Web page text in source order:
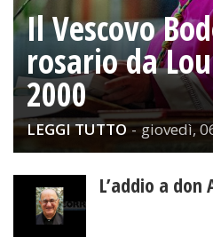
Il Vescovo
rosario da
2000
LEGGI TUTTO - giovedì,
L’addio a don